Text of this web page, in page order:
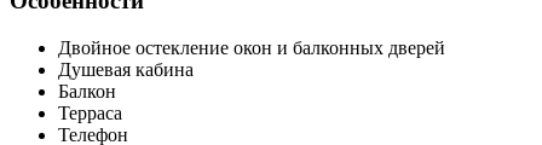
Двойное остекление окон и балконных дверей
Душевая кабина
Балкон
Терраса
Телефон